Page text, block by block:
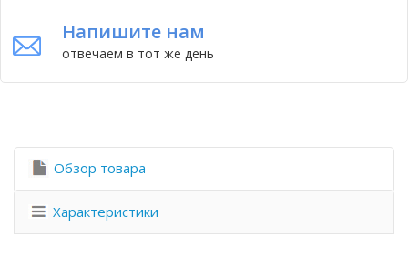
Напишите нам
отвечаем в тот же день
Обзор товара
Характеристики